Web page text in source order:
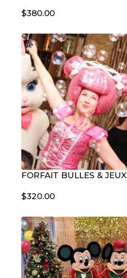
$380.00
FORFAIT BULLES & JEUX
$320.00